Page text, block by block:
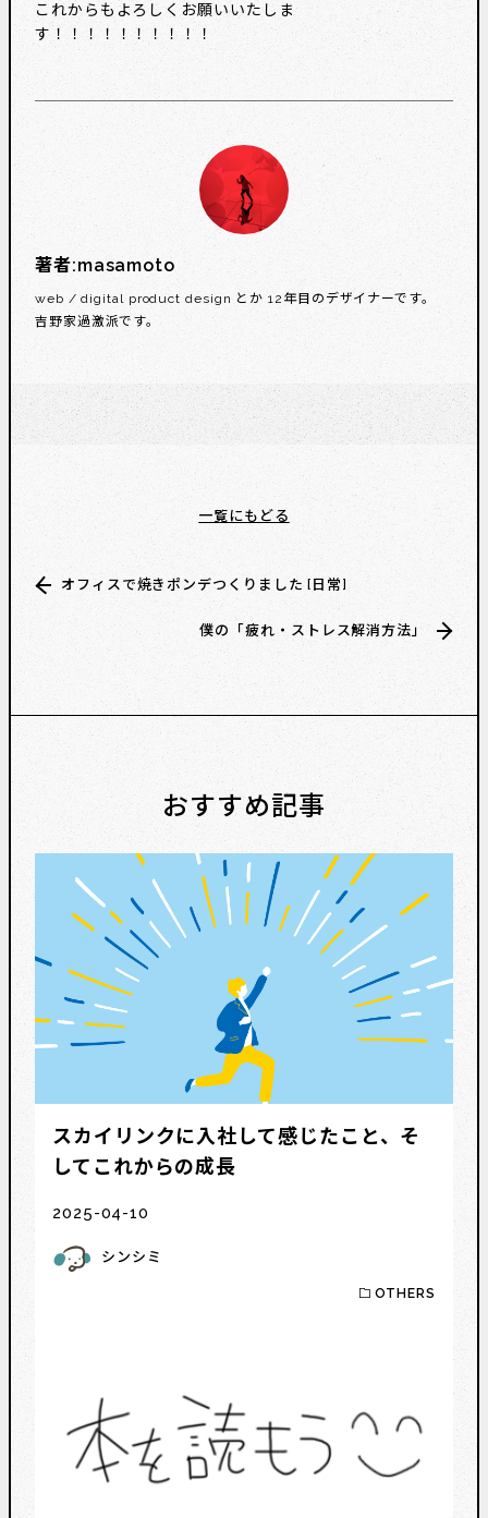
これからもよろしくお願いいたしま
す！！！！！！！！！！
著者:masamoto
web / digital product design とか 12年目のデザイナーです。
吉野家過激派です。
一覧にもどる
オフィスで焼きポンデつくりました [日常]
僕の「疲れ・ストレス解消方法」
おすすめ記事
スカイリンクに入社して感じたこと、そ
してこれからの成長
2025-04-10
シンシミ
OTHERS